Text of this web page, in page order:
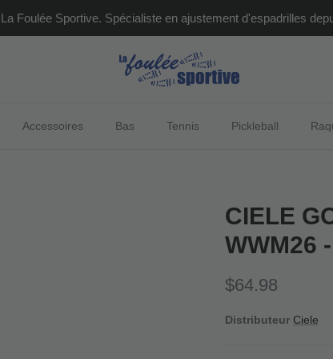
Foulée Sportive. Spécialiste en ajustement d'espadrilles
Accessoires Bas Tennis Pickleball
CIELE
WWM26
Prix habituel
$64.98
Distributeur Ciele